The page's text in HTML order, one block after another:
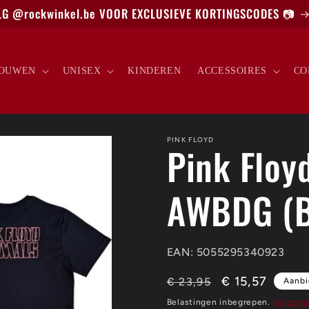
@rockwinkel.be VOOR EXCLUSIEVE KORTINGSCODES 📷
UNISEX KINDEREN ACCESSOIRES
PINK FLOYD
Pink
AWBDG
EAN: 5055295340923
Normale
prijs
€ 23,95 € 15,57
Belastingen inbegrepen.